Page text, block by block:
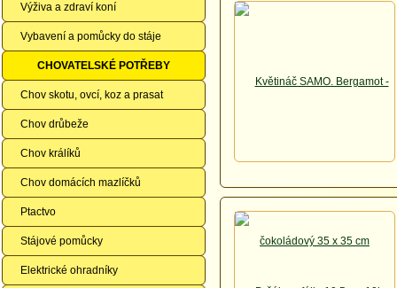
Výživa a zdraví koní
Vybavení a pomůcky do stáje
CHOVATELSKÉ POTŘEBY
Chov skotu, ovcí, koz a prasat
Chov drůbeže
Chov králíků
Chov domácích mazlíčků
Ptactvo
Stájové pomůcky
Elektrické ohradníky